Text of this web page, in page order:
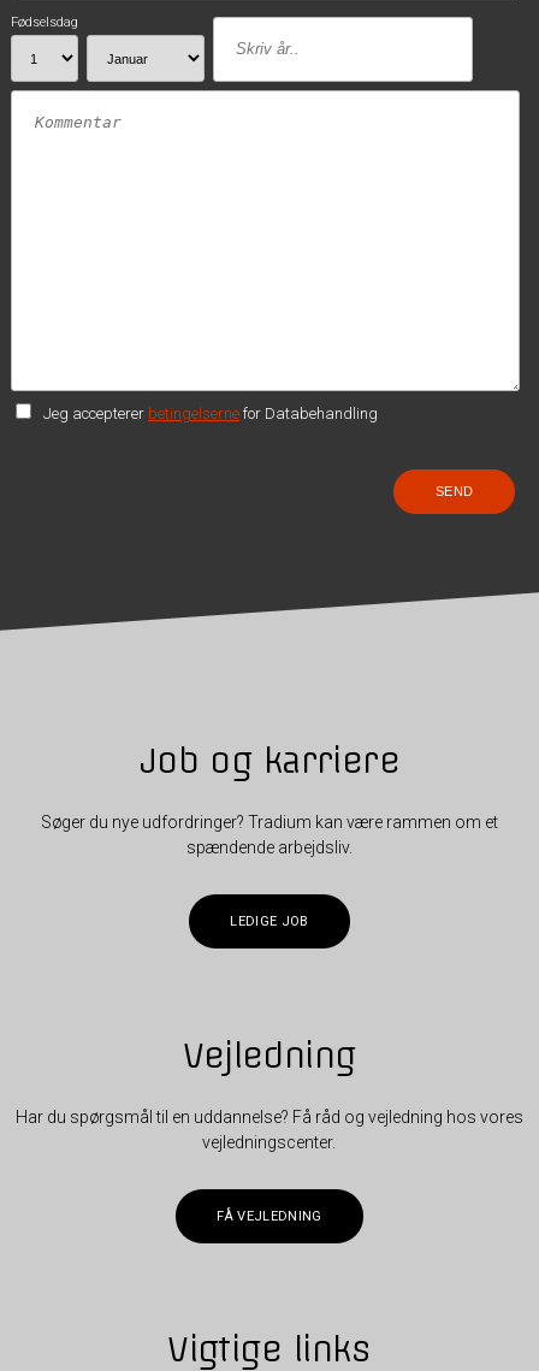
Fødselsdag
Jeg accepterer betingelsernefor Databehandling
Job og karriere
Søger du nye udfordringer? Tradium kan være rammen om et
spændende arbejdsliv.
LEDIGE JOB
Vejledning
Har du spørgsmål til en uddannelse? Få råd og vejledning hos vores
vejledningscenter.
FÅ VEJLEDNING
Vigtige links